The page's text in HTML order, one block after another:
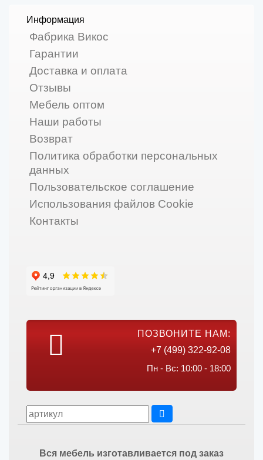
Информация
Фабрика Викос
Гарантии
Доставка и оплата
Отзывы
Мебель оптом
Наши работы
Возврат
Политика обработки персональных
данных
Пользовательское соглашение
Использования файлов Cookie
Контакты
ПОЗВОНИТЕ НАМ:
+7 (499) 322-92-08
Пн - Вс: 10:00 - 18:00
Вся мебель изготавливается под заказ